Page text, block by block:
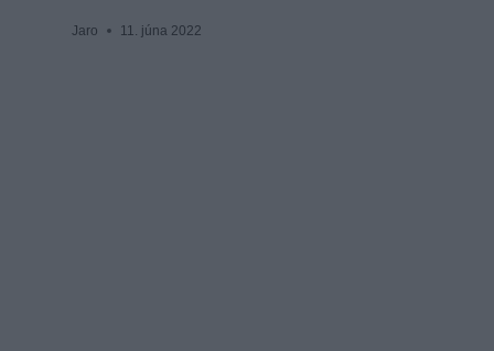
Jaro 11. júna 2022